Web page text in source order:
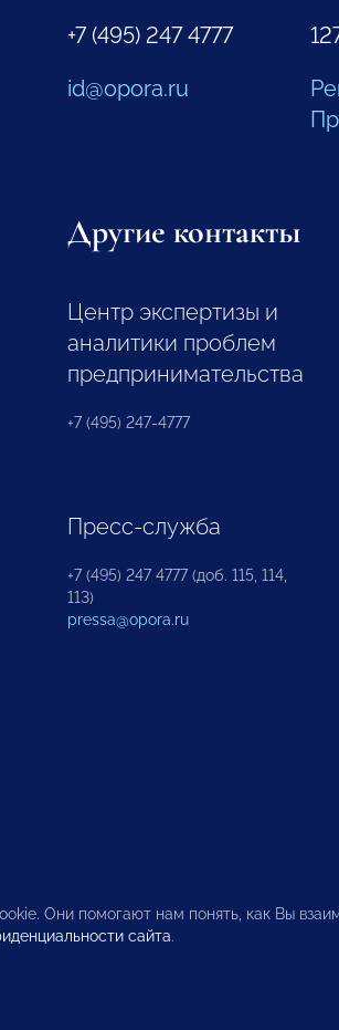
+7 (495) 247 4777
id@opora.ru
Другие контакты
Центр экспертизы и
аналитики проблем
предпринимательства
+7 (495) 247-4777
Пресс-служба
+7 (495) 247 4777 (доб. 115, 114,
113)
pressa@opora.ru
Они помогают нам понять, как Вы
сайта.